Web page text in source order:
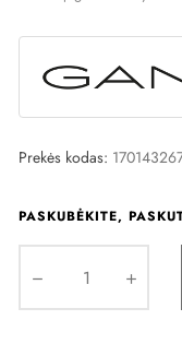
Prekės kodas:
PASKUBĖKITE,